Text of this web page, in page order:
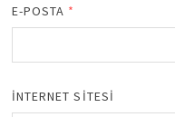
E-POSTA *
İNTERNET SITESI